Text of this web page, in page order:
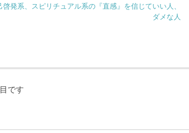
啓発系、スピリチュアル系の『直感』を信じていい人、
ダメな人
です